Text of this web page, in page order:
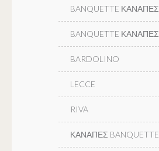
BANQUETTE ΚΑΝΑΠΕΣ
BANQUETTE ΚΑΝΑΠΕΣ
BARDOLINO
LECCE
RIVA
ΚΑΝΑΠΕΣ BANQUETTE